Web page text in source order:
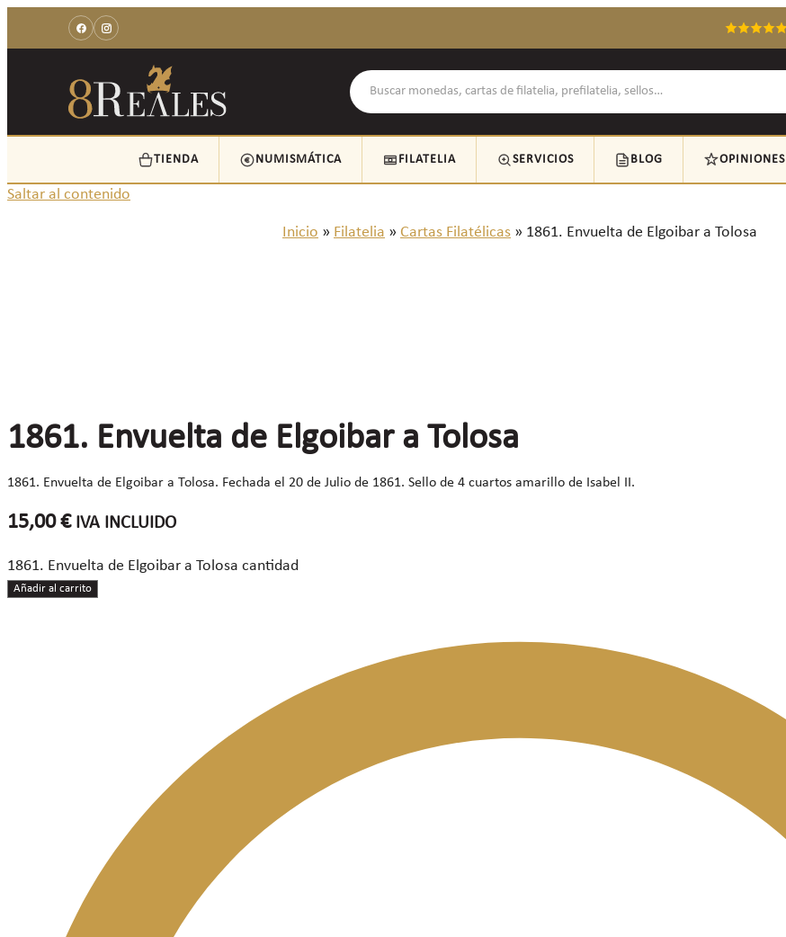
TIENDA NUMISMÁTICA FILATELIA SERVICIOS BLOG OPINIONES
Saltar al contenido
Inicio » Filatelia » Cartas Filatélicas » 1861. Envuelta de Elgoibar a Tolosa
1861. Envuelta de Elgoibar a Tolosa
1861. Envuelta de Elgoibar a Tolosa. Fechada el 20 de Julio de 1861. Sello de 4 cuartos amarillo de Isabel II.
15,00€ IVA INCLUIDO
1861. Envuelta de Elgoibar a Tolosa cantidad
Añadir al carrito